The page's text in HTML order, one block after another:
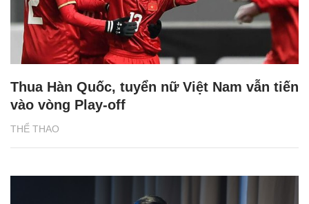
THỂ THAO
Thua Hàn Quốc, tuyển nữ Việt Nam vẫn tiến
vào vòng Play-off